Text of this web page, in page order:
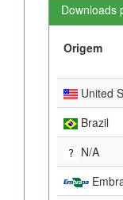
Downloads
Origem
United
Brazil
N/A